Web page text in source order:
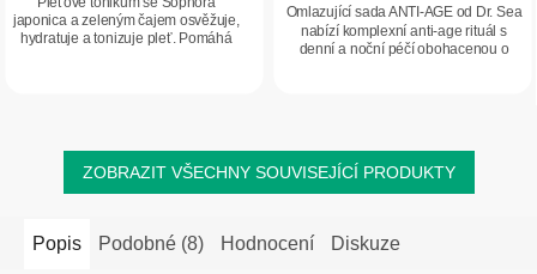
japonica a zeleným čajem osvěžuje,
hydratuje a tonizuje pleť. Pomáhá
Omlazující sada ANTI-AGE od Dr. Sea
nabízí komplexní anti-age rituál s
denní a noční péčí obohacenou o
ZOBRAZIT VŠECHNY SOUVISEJÍCÍ PRODUKTY
Popis Podobné (8) Hodnocení Diskuze